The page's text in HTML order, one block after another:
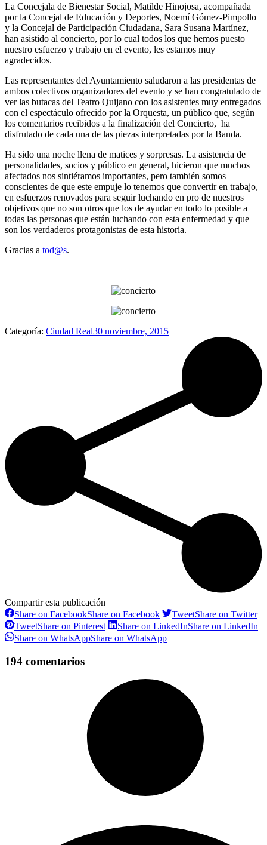
La Concejala de Bienestar Social, Matilde Hinojosa, acompañada
por la Concejal de Educación y Deportes, Noemí Gómez-Pimpollo
y la Concejal de Participación Ciudadana, Sara Susana Martínez,
han asistido al concierto, por lo cual todos los que hemos puesto
nuestro esfuerzo y trabajo en el evento, les estamos muy
agradecidos.
Las representantes del Ayuntamiento saludaron a las presidentas de
ambos colectivos organizadores del evento y se han congratulado de
ver las butacas del Teatro Quijano con los asistentes muy entregados
con el espectáculo ofrecido por la Orquesta, un público que, según
los comentarios recibidos a la finalización del Concierto, ha
disfrutado de cada una de las piezas interpretadas por la Banda.
Ha sido una noche llena de matices y sorpresas. La asistencia de
personalidades, socios y público en general, hicieron que muchos
afectados nos sintiéramos importantes, pero también somos
conscientes de que este empuje lo tenemos que convertir en trabajo,
en esfuerzos renovados para seguir luchando en pro de nuestros
objetivos que no son otros que los de ayudar en todo lo posible a
todas las personas que están luchando con esta enfermedad y que
son los verdaderos protagonistas de esta historia.
Gracias a tod@s.
Categoría: Ciudad Real30 noviembre, 2015
Compartir esta publicación
Share on FacebookShare on Facebook TweetShare on Twitter
TweetShare on Pinterest Share on LinkedInShare on LinkedIn
Share on WhatsAppShare on WhatsApp
194 comentarios